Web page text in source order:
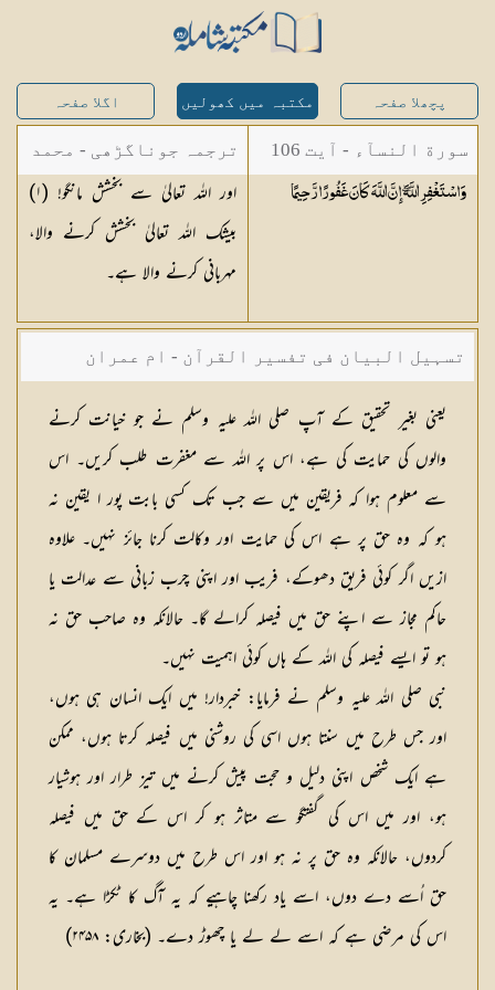
پچھلا صفحہ مکتبہ میں کھولیں اگلا صفحہ
سورة النسآء - آیت 106
وَاسْتَغْفِرِ اللَّهَ ۖ إِنَّ اللَّهَ كَانَ غَفُورًارَّحِيمًا
ترجمہ جوناگڑھی - محمد
جونا گڑھی
اور اللہ تعالیٰ سے بخشش مانگو! (١)
بیشک اللہ تعالیٰ بخشش کرنے والا،
مہربانی کرنے والا ہے۔
تسہیل البیان فی تفسیر القرآن - ام عمران
شکیلہ بنت میاں فضل حسین
یعنی بغیر تحقیق کے آپ صلی اللہ علیہ وسلم نے جو خیانت کرنے
والوں کی حمایت کی ہے، اس پر اللہ سے مغفرت طلب کریں۔ اس
سے معلوم ہوا کہ فریقین میں سے جب تک کسی بابت پور ا یقین نہ
ہو کہ وہ حق پر ہے اس کی حمایت اور وکالت کرنا جائز نہیں۔ علاوہ
ازیں اگر کوئی فریق دھوکے، فریب اور اپنی چرب زبانی سے عدالت یا
حاکم مجاز سے اپنے حق میں فیصلہ کرالے گا۔ حالانکہ وہ صاحب حق نہ
ہو تو ایسے فیصلہ کی اللہ کے ہاں کوئی اہمیت نہیں۔
نبی صلی اللہ علیہ وسلم نے فرمایا: خبردار! میں ایک انسان ہی ہوں،
اور جس طرح میں سنتا ہوں اسی کی روشنی میں فیصلہ کرتا ہوں، ممکن
ہے ایک شخص اپنی دلیل و حجت پیش کرنے میں تیز طرار اور ہوشیار
ہو، اور میں اس کی گفتگو سے متاثر ہو کر اس کے حق میں فیصلہ
کردوں، حالانکہ وہ حق پر نہ ہو اور اس طرح میں دوسرے مسلمان کا
حق اُسے دے دوں، اسے یاد رکھنا چاہیے کہ یہ آگ کا ٹکڑا ہے۔ یہ
اس کی مرضی ہے کہ اسے لے لے یا چھوڑ دے۔ (بخاری: ۲۴۵۸)